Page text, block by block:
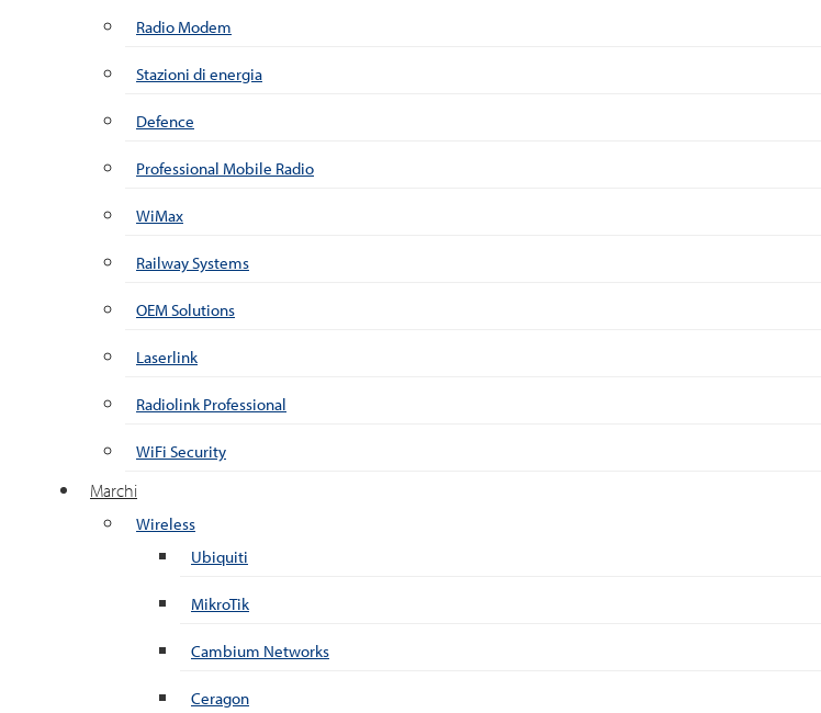
Radio Modem
Stazioni di energia
Defence
Professional Mobile Radio
WiMax
Railway Systems
OEM Solutions
Laserlink
Radiolink Professional
WiFi Security
Marchi
Wireless
Ubiquiti
MikroTik
Cambium Networks
Ceragon